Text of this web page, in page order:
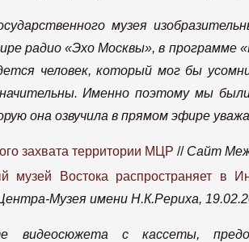
музея
радио «Эхо Москвы», в программе
человек, который мог бы
Именно поэтому мы
она озвучила в прямом эфире
захвата территории МЦР // Сайт
музей Востока распространяет в
Музея имени Н.К.Рериха,
видеосюжета с кассеты,